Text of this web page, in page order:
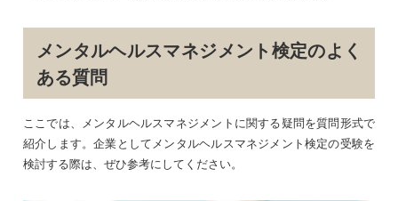
メンタルヘルスマネジメント検定のよく
ある質問
ここでは、メンタルヘルスマネジメントに関する疑問を質問形式で
紹介します。企業としてメンタルヘルスマネジメント検定の受験を
検討する際は、ぜひ参考にしてください。